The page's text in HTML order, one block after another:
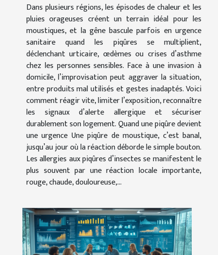
Dans plusieurs régions, les épisodes de chaleur et les
pluies orageuses créent un terrain idéal pour les
moustiques, et la gêne bascule parfois en urgence
sanitaire quand les piqûres se multiplient,
déclenchant urticaire, œdèmes ou crises d’asthme
chez les personnes sensibles. Face à une invasion à
domicile, l’improvisation peut aggraver la situation,
entre produits mal utilisés et gestes inadaptés. Voici
comment réagir vite, limiter l’exposition, reconnaître
les signaux d’alerte allergique et sécuriser
durablement son logement. Quand une piqûre devient
une urgence Une piqûre de moustique, c’est banal,
jusqu’au jour où la réaction déborde le simple bouton.
Les allergies aux piqûres d’insectes se manifestent le
plus souvent par une réaction locale importante,
rouge, chaude, douloureuse,...